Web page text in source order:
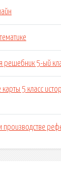
решебник 5-ый
карты 5 класс